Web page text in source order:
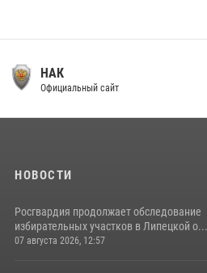
НАК
Официальный сайт
НОВОСТИ
Росгвардия продолжает обследование
избирательных участков в Липецкой о...
07 августа 2026, 12:57